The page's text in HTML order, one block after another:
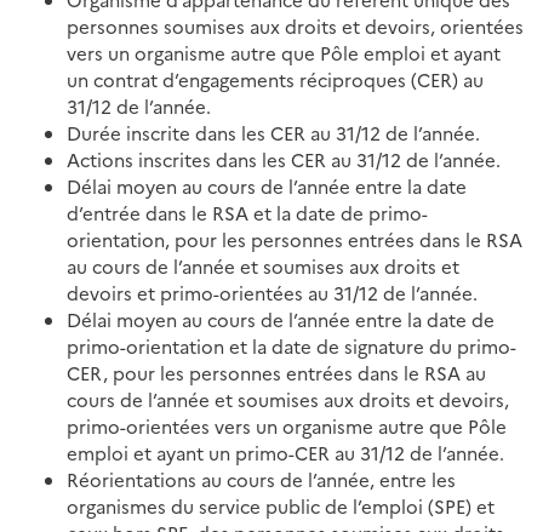
personnes soumises aux droits et devoirs, orientées
vers un organisme autre que Pôle emploi et ayant
un contrat d’engagements réciproques (CER) au
31/12 de l’année.
Durée inscrite dans les CER au 31/12 de l’année.
Actions inscrites dans les CER au 31/12 de l’année.
Délai moyen au cours de l’année entre la date
d’entrée dans le RSA et la date de primo-
orientation, pour les personnes entrées dans le RSA
au cours de l’année et soumises aux droits et
devoirs et primo-orientées au 31/12 de l’année.
Délai moyen au cours de l’année entre la date de
primo-orientation et la date de signature du primo-
CER, pour les personnes entrées dans le RSA au
cours de l’année et soumises aux droits et devoirs,
primo-orientées vers un organisme autre que Pôle
emploi et ayant un primo-CER au 31/12 de l’année.
Réorientations au cours de l’année, entre les
organismes du service public de l’emploi (SPE) et